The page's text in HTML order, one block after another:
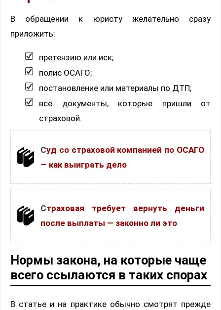
В обращении к юристу желательно сразу
приложить:
претензию или иск;
полис ОСАГО;
постановление или материалы по ДТП;
все документы, которые пришли от
страховой.
Суд со страховой компанией по ОСАГО
— как выиграть дело
Страховая требует вернуть деньги
после выплаты — законно ли это
Нормы закона, на которые чаще
всего ссылаются в таких спорах
В статье и на практике обычно смотрят прежде